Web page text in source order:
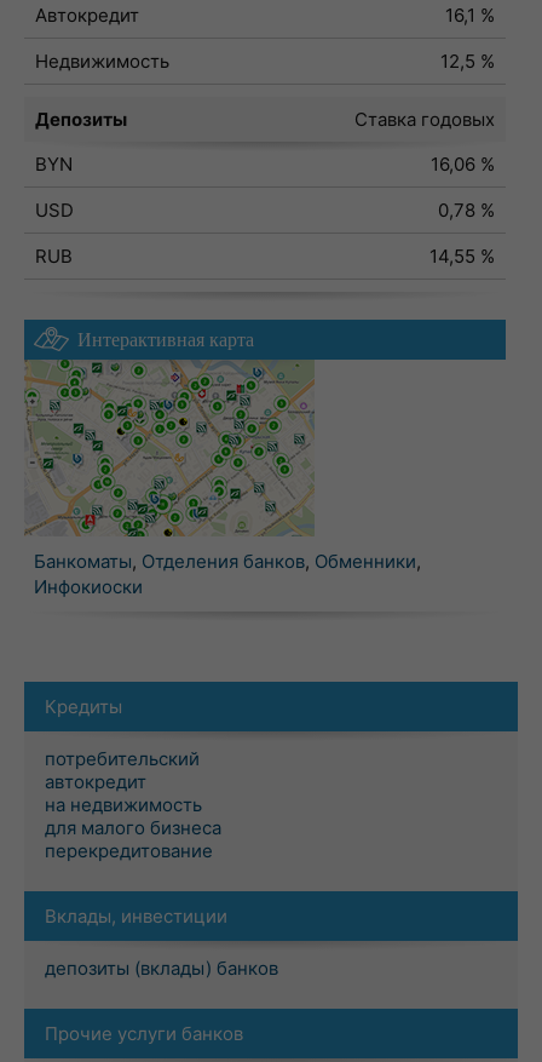
Автокредит
16,1 %
Недвижимость
12,5 %
Депозиты
Ставка годовых
BYN
16,06 %
USD
0,78 %
RUB
14,55 %
Интерактивная карта
Банкоматы, Отделения банков, Обменники,
Инфокиоски
Кредиты
потребительский
автокредит
на недвижимость
для малого бизнеса
перекредитование
Вклады, инвестиции
депозиты (вклады) банков
Прочие услуги банков